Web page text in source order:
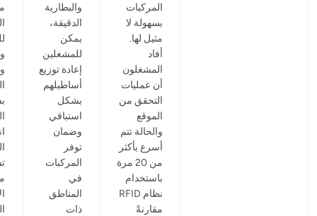
المركبات
بسهولة لا
مثيل لها.
أفاد
المشغلون
أن عمليات
التحقق من
الموقع
والحالة تتم
أسرع بأكثر
من 20 مرة
باستخدام
نظام RFID
مقارنةً
والبطارية
الدقيقة،
يمكن
للمشغلين
إعادة توزيع
أساطيلهم
بشكل
استباقي
وضمان
توفر
المركبات
في
المناطق
ذات